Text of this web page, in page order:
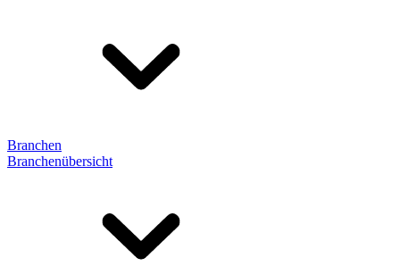
Branchen
Branchenübersicht